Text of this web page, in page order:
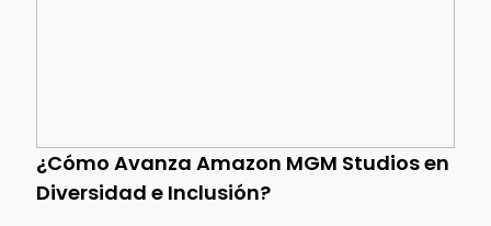
¿Cómo Avanza Amazon MGM Studios en
Diversidad e Inclusión?